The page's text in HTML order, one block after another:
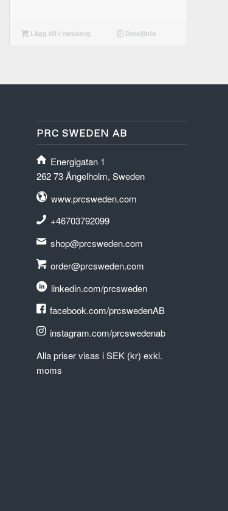
Lägg till i varukorg Detaljinfo
PRC SWEDEN AB
Energigatan 1
262 73 Ängelholm, Sweden
www.prcsweden.com
+46703792099
shop@prcsweden.com
order@prcsweden.com
linkedin.com/prcsweden
facebook.com/prcswedenAB
instagram.com/prcswedenab
Alla priser visas i SEK (kr) exkl.
moms